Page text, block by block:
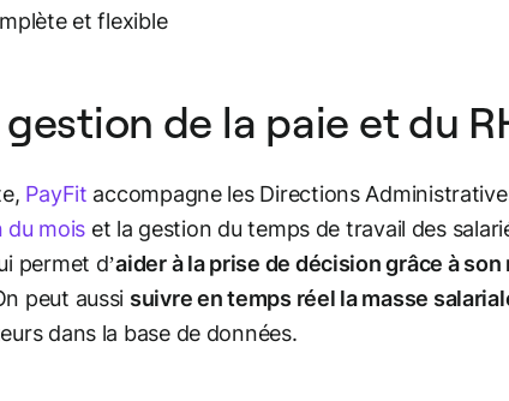
et flexible
de la paie et du
PayFit accompagne les Directions
du mois et la gestion du temps de travail des
permet d’aider à la prise de décision grâce à
peut aussi suivre en temps réel la masse
dans la base de données.